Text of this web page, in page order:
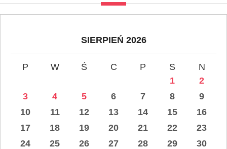
SIERPIEŃ 2026
P W Ś C P S
N
1
2
3
4 5 6 7 8
9
10
11 12 13 14 15
16
17
18 19 20 21 22
23
24
25 26 27 28 29
30